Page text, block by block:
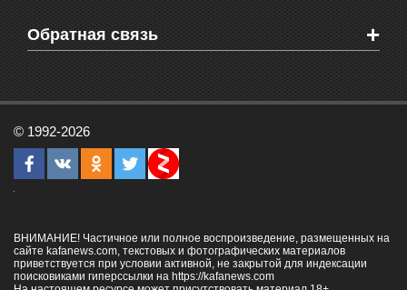
Здоровье
СМС мнения читателей
Блоги феодосийцев
Школы Феодосии
Печатная версия газеты "Кафа"
RSS
Обратная связь +
Рекламодателям
Контактная информация
© 1992-2026
ВНИМАНИЕ! Частичное или полное воспроизведение, размещенных на
сайте kafanews.com, текстовых и фотографических материалов
приветствуется при условии активной, не закрытой для индексации
поисковиками гиперссылки на https://kafanews.com